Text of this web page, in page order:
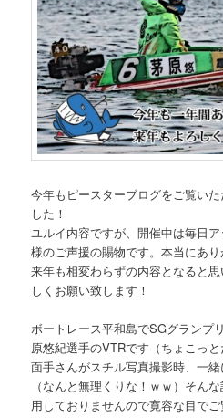
今年もピースターブログをご覧い
した！
ユルイ内容ですが、開催中は毎日
様のご声援の賜物です。本当にあり
来年も相変わらずの内容となると
しくお願い致します！
ボートレース平和島でSGグランプ
原悠紀選手のVTRです（ちょこっと
面手さんがスチル写真撮影時、一
（なんと無理くりな！ｗｗ）そん
用しておりませんので寛容な目でご